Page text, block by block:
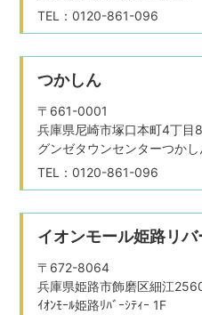
TEL：0120-861-096
つかしん
〒661-0001
兵庫県尼崎市塚口本町4丁目
グンゼタウンセンターつかし
TEL：0120-861-096
イオンモール姫路リ
〒672-8064
兵庫県姫路市飾磨区細江
ｲｵﾝﾓｰﾙ姫路ﾘﾊﾞｰｼﾃｨｰ 1F